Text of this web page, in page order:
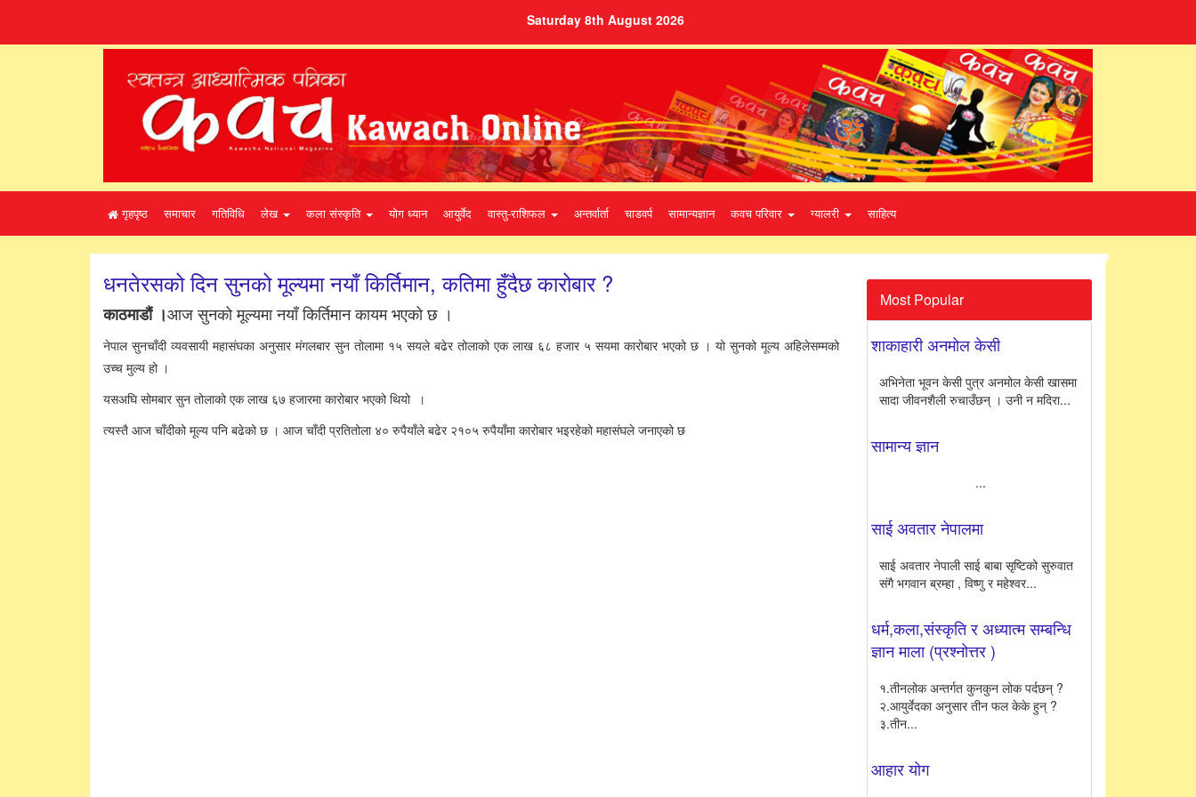
Saturday 8th August 2026
गृहपृष्ठ समाचार गतिविधि लेख कला संस्कृति योग ध्यान आयुर्वेद वास्तु-राशिफल अन्तर्वार्ता चाडवर्प सामान्यज्ञान कवच परिवार ग्यालरी साहित्य
धनतेरसको दिन सुनको मूल्यमा नयाँ किर्तिमान, कतिमा हुँदैछ कारोबार ?
काठमाडौं ।आज सुनको मूल्यमा नयाँ किर्तिमान कायम भएको छ ।
नेपाल सुनचाँदी व्यवसायी महासंघका अनुसार मंगलबार सुन तोलामा १५ सयले बढेर तोलाको एक लाख ६८ हजार ५ सयमा कारोबार भएको छ । यो सुनको मूल्य अहिलेसम्मको
उच्च मुल्य हो ।
यसअघि सोमबार सुन तोलाको एक लाख ६७ हजारमा कारोबार भएको थियो ।
त्यस्तै आज चाँदीको मूल्य पनि बढेको छ । आज चाँदी प्रतितोला ४० रुपैयाँले बढेर २१०५ रुपैयाँमा कारोबार भइरहेको महासंघले जनाएको छ
Most Popular
शाकाहारी अनमोल केसी
अभिनेता भूवन केसी पुत्र अनमोल केसी खासमा
सादा जीवनशैली रुचाउँछन् । उनी न मदिरा...
सामान्य ज्ञान
...
साई अवतार नेपालमा
साई अवतार नेपाली साई बाबा सृष्टिको सुरुवात
संगै भगवान ब्रम्हा , विष्णु र महेश्वर...
धर्म,कला,संस्कृति र अध्यात्म सम्बन्धि
ज्ञान माला (प्रश्नोत्तर )
१.तीनलोक अन्तर्गत कुनकुन लोक पर्दछन् ?
२.आयुर्वेदका अनुसार तीन फल केके हुन् ?
३.तीन...
आहार योग